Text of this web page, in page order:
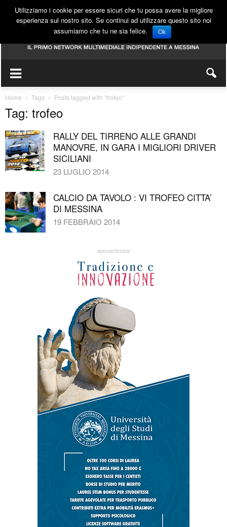
Home Tags Posts tagged with "trofeo"
Tag: trofeo
RALLY DEL TIRRENO ALLE GRANDI
MANOVRE, IN GARA I MIGLIORI DRIVER
SICILIANI
23 LUGLIO 2014
CALCIO DA TAVOLO : VI TROFEO CITTA’
DI MESSINA
19 FEBBRAIO 2014
sponsorizzata
Utilizziamo i cookie per essere sicuri che tu possa avere la migliore
esperienza sul nostro sito. Se continui ad utilizzare questo sito noi
assumiamo che tu ne sia felice.
Ok